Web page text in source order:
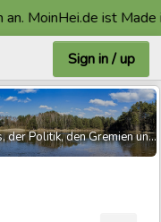
ist Made
Sign in / up
Neues aus dem Rathaus, der Politik, den Gremien und der Region